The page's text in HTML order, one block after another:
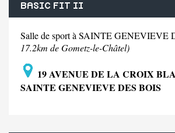
BASIC FIT II
Salle de sport à SAINTE GENEVIEVE
17.2km de Gometz-le-Châtel)
19 AVENUE DE LA CROIX
SAINTE GENEVIEVE DES BOIS